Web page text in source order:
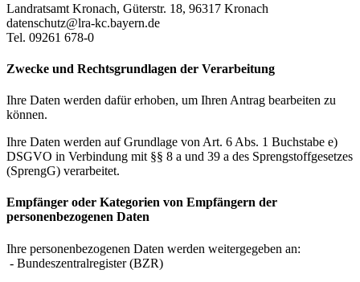
Landratsamt Kronach, Güterstr. 18, 96317 Kronach
datenschutz@lra-kc.bayern.de
Tel. 09261 678-0
Zwecke und Rechtsgrundlagen der Verarbeitung
Ihre Daten werden dafür erhoben, um Ihren Antrag bearbeiten zu
können.
Ihre Daten werden auf Grundlage von Art. 6 Abs. 1 Buchstabe e)
DSGVO in Verbindung mit §§ 8 a und 39 a des Sprengstoffgesetzes
(SprengG) verarbeitet.
Empfänger oder Kategorien von Empfängern der
personenbezogenen Daten
Ihre personenbezogenen Daten werden weitergegeben an:
- Bundeszentralregister (BZR)